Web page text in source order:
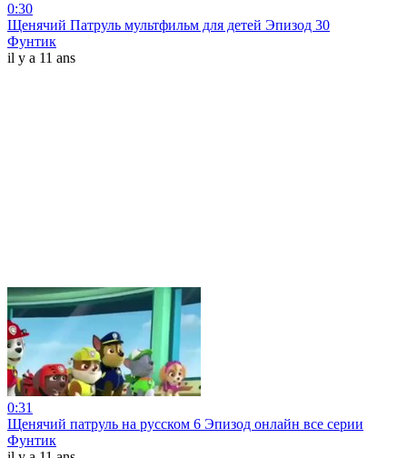
0:30
Щенячий Патруль мультфильм для детей Эпизод 30
Фунтик
il y a 11 ans
0:31
Щенячий патруль на русском 6 Эпизод онлайн все серии
Фунтик